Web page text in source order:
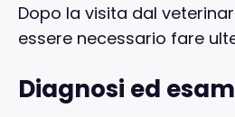
Dopo la visita dal
essere necessario fare
Diagnosi ed